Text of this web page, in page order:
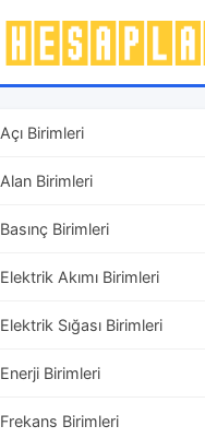
Açı Birimleri
Alan Birimleri
Basınç Birimleri
Elektrik Akımı Birimleri
Elektrik Sığası Birimleri
Enerji Birimleri
Frekans Birimleri